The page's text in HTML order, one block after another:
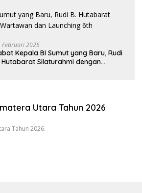
Februari 2025
Kepala BI Sumut yang Baru, Rudi
Hutabarat Silaturahmi dengan
Utara Tahun 2026
Tahun 2026.